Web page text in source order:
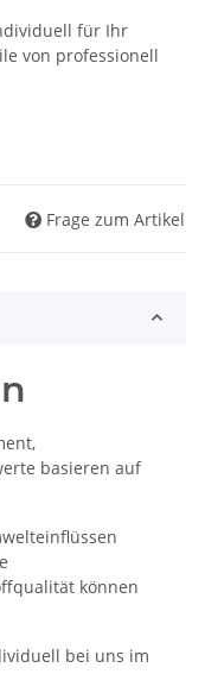
für Ihr
von professionell
Frage zum Artikel
basieren auf
können
bei uns im